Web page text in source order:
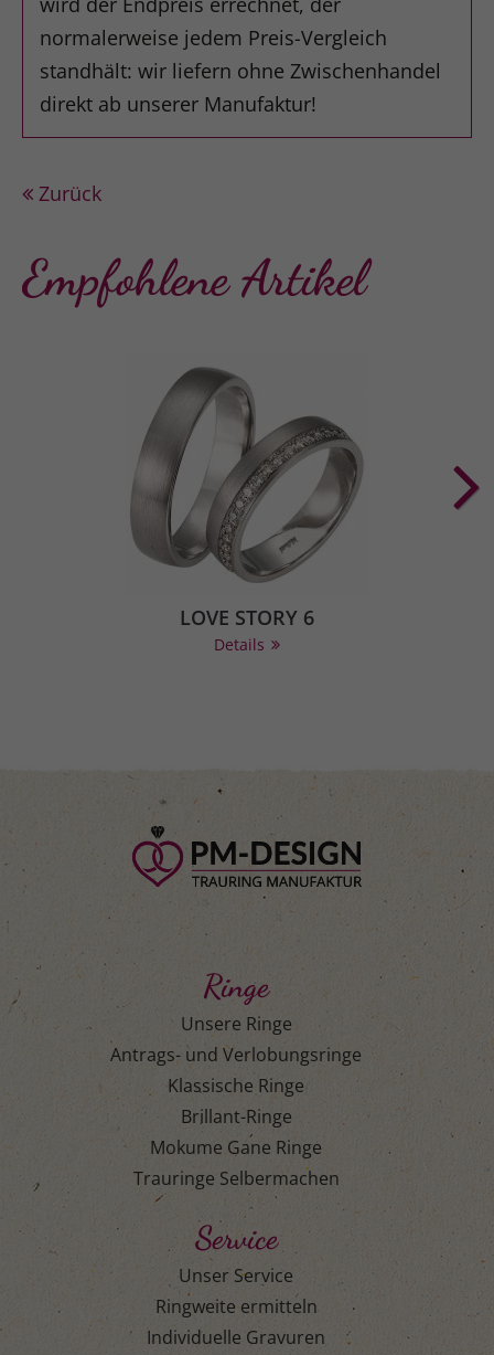
normalerweise jedem Preis-Vergleich
standhält: wir liefern ohne Zwischenhandel
direkt ab unserer Manufaktur!
Zurück
Empfohlene Artikel
LOVE STORY 6
Details
Ringe
Unsere Ringe
Antrags- und Verlobungsringe
Klassische Ringe
Brillant-Ringe
Mokume Gane Ringe
Trauringe Selbermachen
Service
Unser Service
Ringweite ermitteln
Individuelle Gravuren